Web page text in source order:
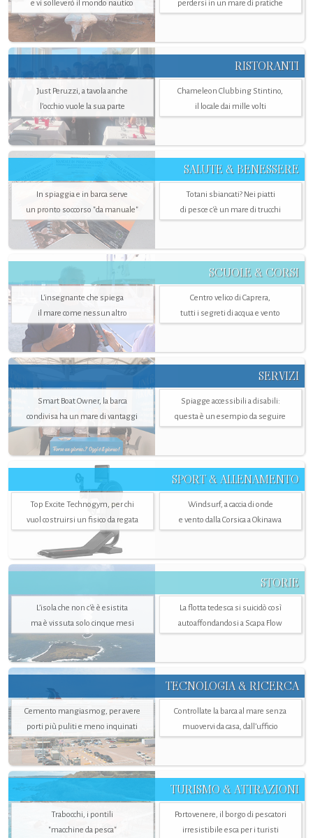
e vi solleverò il mondo nautico perdersi in un mare di pratiche
RISTORANTI
Just Peruzzi, a tavola anche
l’occhio vuole la sua parte
Chameleon Clubbing Stintino,
il locale dai mille volti
SALUTE & BENESSERE
In spiaggia e in barca serve
un pronto soccorso "da manuale"
Totani sbiancati? Nei piatti
di pesce c'è un mare di trucchi
SCUOLE & CORSI
L'insegnante che spiega
il mare come nessun altro
Centro velico di Caprera,
tutti i segreti di acqua e vento
SERVIZI
Smart Boat Owner, la barca
condivisa ha un mare di vantaggi
Spiagge accessibili a disabili:
questa è un esempio da seguire
SPORT & ALLENAMENTO
Top Excite Technogym, per chi
vuol costruirsi un fisico da regata
Windsurf, a caccia di onde
e vento dalla Corsica a Okinawa
STORIE
L’isola che non c'è è esistita
ma è vissuta solo cinque mesi
La flotta tedesca si suicidò così
autoaffondandosi a Scapa Flow
TECNOLOGIA & RICERCA
Cemento mangiasmog, per avere
porti più puliti e meno inquinati
Controllate la barca al mare senza
muovervi da casa, dall’ufficio
TURISMO & ATTRAZIONI
Trabocchi, i pontili
"macchine da pesca"
Portovenere, il borgo di pescatori
irresistibile esca per i turisti